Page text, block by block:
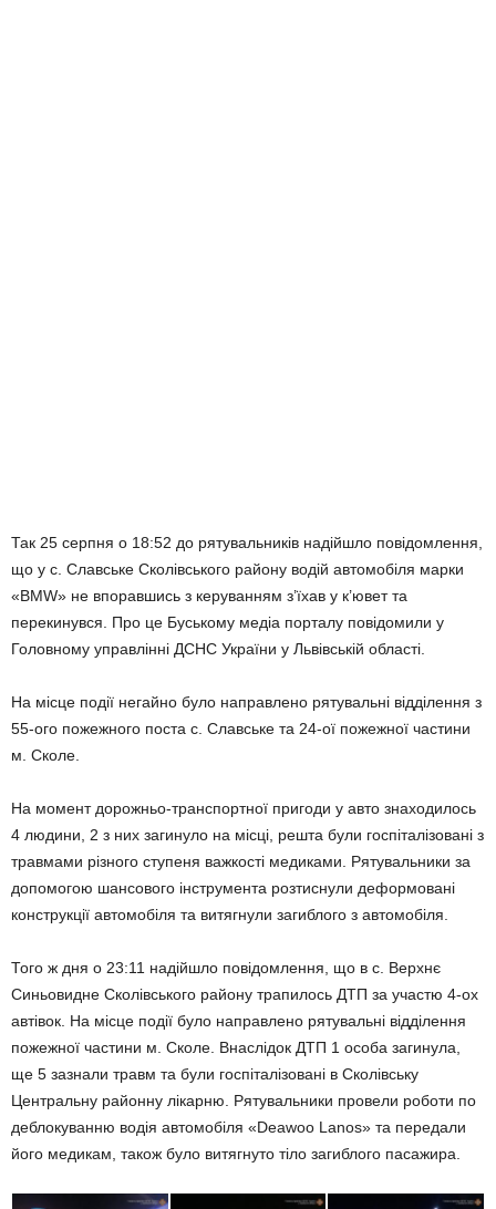
Так 25 серпня о 18:52 до рятувальників надійшло повідомлення,
що у с. Славське Сколівського району водій автомобіля марки
«BMW» не впоравшись з керуванням з’їхав у к’ювет та
перекинувся. Про це Буському медіа порталу повідомили у
Головному управлінні ДСНС України у Львівській області.
На місце події негайно було направлено рятувальні відділення з
55-ого пожежного поста с. Славське та 24-ої пожежної частини
м. Сколе.
На момент дорожньо-транспортної пригоди у авто знаходилось
4 людини, 2 з них загинуло на місці, решта були госпіталізовані з
травмами різного ступеня важкості медиками. Рятувальники за
допомогою шансового інструмента розтиснули деформовані
конструкції автомобіля та витягнули загиблого з автомобіля.
Того ж дня о 23:11 надійшло повідомлення, що в с. Верхнє
Синьовидне Сколівського району трапилось ДТП за участю 4-ох
автівок. На місце події було направлено рятувальні відділення
пожежної частини м. Сколе. Внаслідок ДТП 1 особа загинула,
ще 5 зазнали травм та були госпіталізовані в Сколівську
Центральну районну лікарню. Рятувальники провели роботи по
деблокуванню водія автомобіля «Deawoo Lanos» та передали
його медикам, також було витягнуто тіло загиблого пасажира.